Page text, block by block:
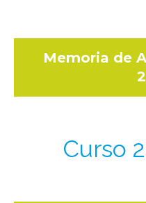
Memoria de
Curso